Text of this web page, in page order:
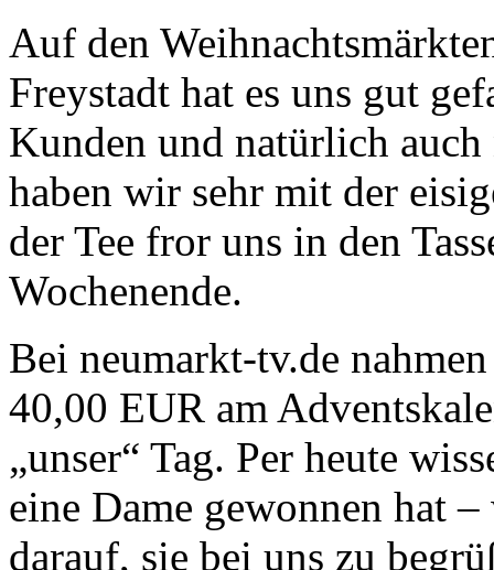
Auf den
Freystadt hat es uns gut
Kunden und natürlich auch
haben wir sehr mit der
der Tee fror uns in den
Wochenende.
Bei neumarkt-tv.de
40,00 EUR am
„unser“ Tag. Per heute
eine Dame gewonnen hat
darauf, sie bei uns zu